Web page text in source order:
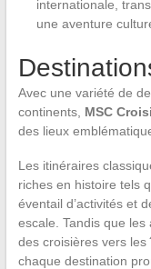
internationale,
une aventure
Avec une variété de
continents, MSC
des lieux
Les itinéraires
riches en histoire tels
éventail d’activités et
escale. Tandis que
des croisières vers les
chaque destination